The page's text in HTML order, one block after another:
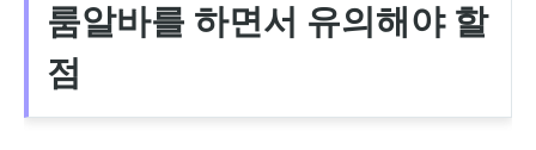
룸알바를 하면서 유의해야 할
점